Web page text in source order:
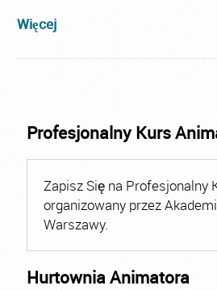
Więcej
Profesjonalny Kurs
Zapisz Się na Profesjonalny
organizowany przez
Warszawy.
Hurtownia Animatora